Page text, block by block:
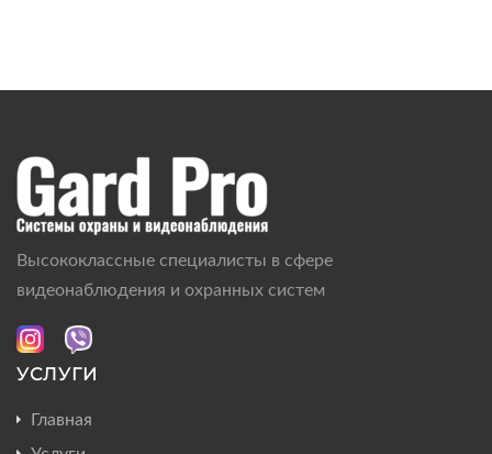
Высококлассные специалисты в сфере
видеонаблюдения и охранных систем
УСЛУГИ
Главная